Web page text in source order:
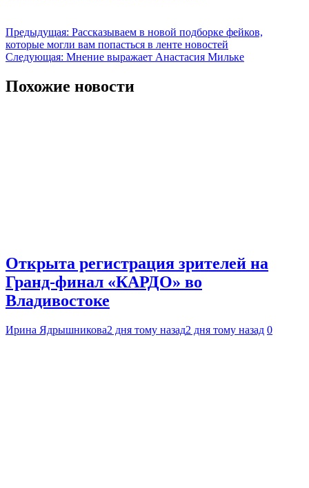
Навигация
по
Предыдущая: Рассказываем в новой подборке фейков,
которые могли вам попасться в ленте новостей
Следующая: Мнение выражает Анастасия Мильке
Похожие новости
Открыта регистрация зрителей на
Гранд-финал «КАРДО» во
Владивостоке
Ирина Ядрышникова2 дня тому назад2 дня тому назад 0